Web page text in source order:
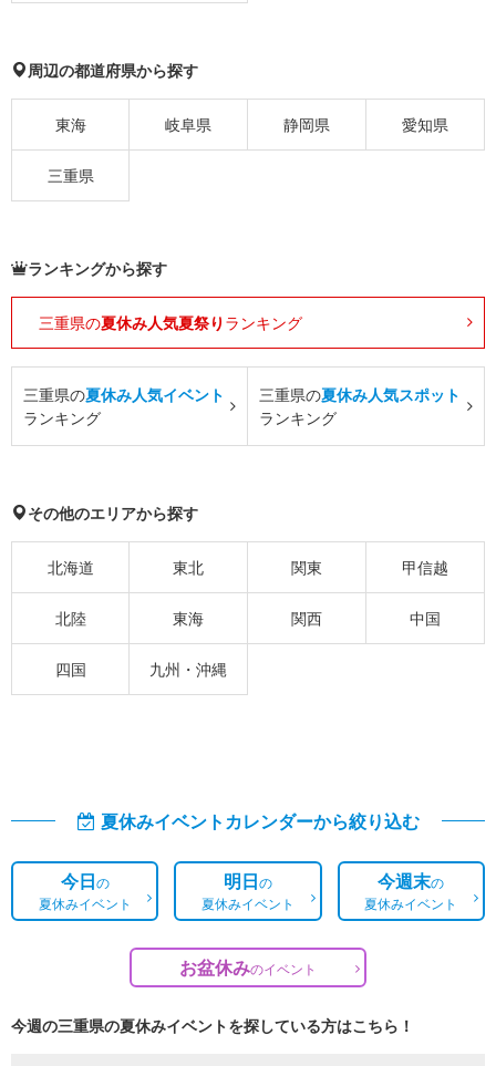
周辺の都道府県から探す
東海 岐阜県 静岡県 愛知県
三重県
ランキングから探す
三重県の夏休み人気夏祭り ランキング
三重県の夏休み人気イベント
ランキング
三重県の夏休み人気スポット
ランキング
その他のエリアから探す
北海道 東北 関東 甲信越
北陸 東海 関西 中国
四国 九州・沖縄
夏休みイベントカレンダーから絞り込む
今日の
夏休みイベント
明日の
夏休みイベント
今週末の
夏休みイベント
お盆休みのイベント
今週の三重県の夏休みイベントを探している方はこちら！